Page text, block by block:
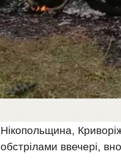
Нікопольщина,
обстрілами ввечері,